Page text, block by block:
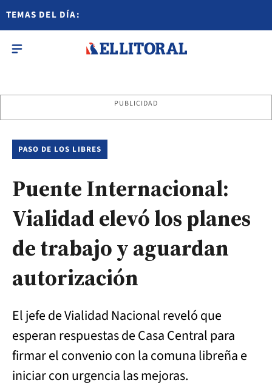
TEMAS DEL DÍA:
PUBLICIDAD
PASO DE LOS LIBRES
Puente Internacional:
Vialidad elevó los planes
de trabajo y aguardan
autorización
El jefe de Vialidad Nacional reveló que
esperan respuestas de Casa Central para
firmar el convenio con la comuna libreña e
iniciar con urgencia las mejoras.